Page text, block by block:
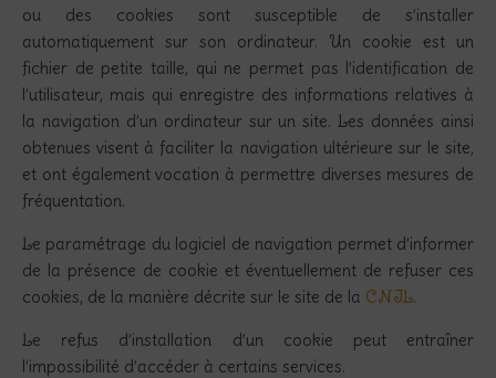
ou des cookies sont susceptible de s’installer
automatiquement sur son ordinateur. Un cookie est un
fichier de petite taille, qui ne permet pas l’identification de
l’utilisateur, mais qui enregistre des informations relatives à
la navigation d’un ordinateur sur un site. Les données ainsi
obtenues visent à faciliter la navigation ultérieure sur le site,
et ont également vocation à permettre diverses mesures de
fréquentation.
Le paramétrage du logiciel de navigation permet d’informer
de la présence de cookie et éventuellement de refuser ces
cookies, de la manière décrite sur le site de la CNIL.
Le refus d’installation d’un cookie peut entraîner
l’impossibilité d’accéder à certains services.